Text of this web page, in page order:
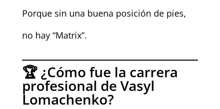
Porque sin una buena posición de pies,
no hay “Matrix”.
🏆 ¿Cómo fue la carrera
profesional de Vasyl
Lomachenko?